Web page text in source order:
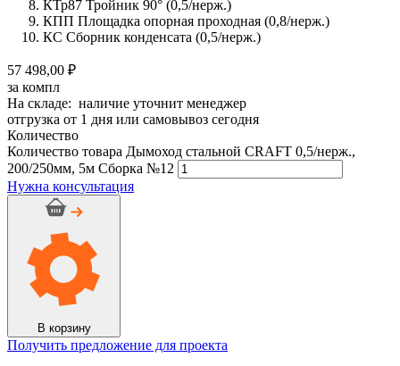
КТр87 Тройник 90° (0,5/нерж.)
КПП Площадка опорная проходная (0,8/нерж.)
КС Сборник конденсата (0,5/нерж.)
57 498,00 ₽
за компл
На складе: наличие уточнит менеджер
отгрузка от 1 дня или самовывоз сегодня
Количество
Количество товара Дымоход стальной CRAFT 0,5/нерж.,
200/250мм, 5м Сборка №12
Нужна консультация
В корзину
Получить предложение для проекта